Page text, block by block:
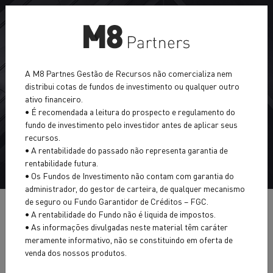
Sobre a M8
Asset Management
Wealth Management
Portal RI
News
INVESTIR
Política de privacidade
DATA DE VIGÊNCIA: 03 DE DEZEMBRO DE 2020.
Nós queremos ter uma relação transparente e saudável
A M8 Partnes Gestão de Recursos não comercializa nem
distribui cotas de fundos de investimento ou qualquer outro
ativo financeiro.
• É recomendada a leitura do prospecto e regulamento do
fundo de investimento pelo investidor antes de aplicar seus
recursos.
• A rentabilidade do passado não representa garantia de
rentabilidade futura.
• Os Fundos de Investimento não contam com garantia do
administrador, do gestor de carteira, de qualquer mecanismo
de seguro ou Fundo Garantidor de Créditos – FGC.
• A rentabilidade do Fundo não é liquida de impostos.
• As informações divulgadas neste material têm caráter
meramente informativo, não se constituindo em oferta de
venda dos nossos produtos.